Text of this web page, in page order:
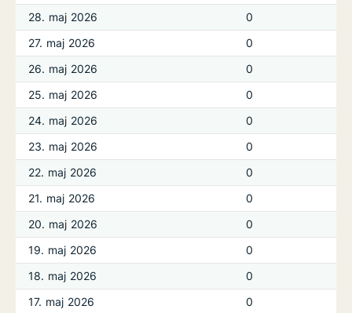
28. maj 2026
0
27. maj 2026
0
26. maj 2026
0
25. maj 2026
0
24. maj 2026
0
23. maj 2026
0
22. maj 2026
0
21. maj 2026
0
20. maj 2026
0
19. maj 2026
0
18. maj 2026
0
17. maj 2026
0